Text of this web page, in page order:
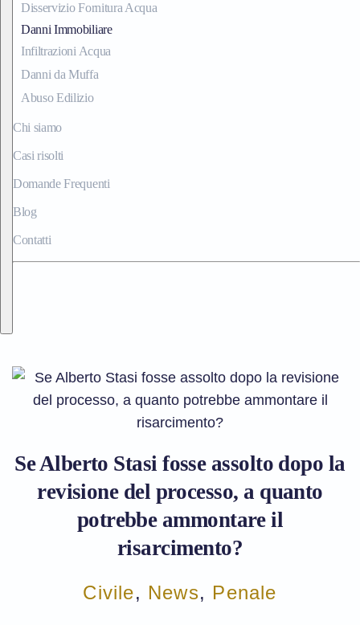
Disservizio Fornitura Acqua
Danni Immobiliare
Infiltrazioni Acqua
Danni da Muffa
Abuso Edilizio
Chi siamo
Casi risolti
Domande Frequenti
Blog
Contatti
Se Alberto Stasi fosse assolto dopo la
revisione del processo, a quanto
potrebbe ammontare il
risarcimento?
Civile, News, Penale